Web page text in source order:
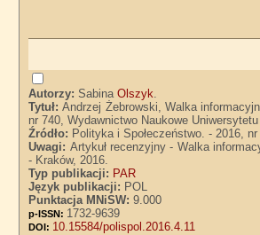
Autorzy:SabinaOlszyk.
Tytuł:Andrzej Żebrowski, Walka
nr 740, Wydawnictwo Naukowe
Źródło: Polityka i Społeczeństwo. - 2016,
Uwagi: Artykuł recenzyjny - Walka
- Kraków, 2016.
Typ publikacji: PAR
Język publikacji: POL
Punktacja MNiSW:9.000
p-ISSN: 1732-9639
DOI: 10.15584/polispol.2016.4.11